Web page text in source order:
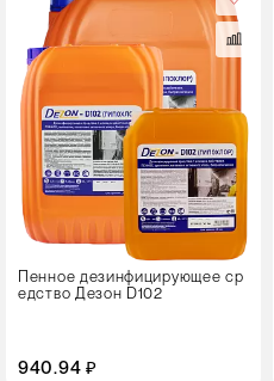
Пенное дезинфицирующее ср
едство Дезон D102
940.94 ₽
1 кг
5 кг
22 кг
Тип
упаковки
Флакон с крышкой